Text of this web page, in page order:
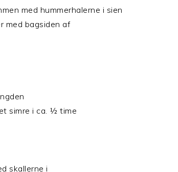
med hummerhalerne i sien
med bagsiden af
simre i ca. ½ time
skallerne i